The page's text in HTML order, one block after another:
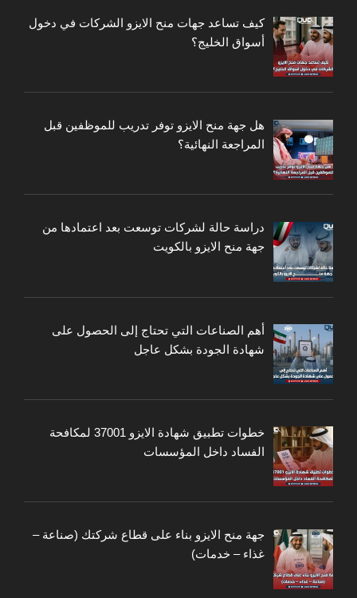
كيف تساعد جهات منح الايزو الشركات في دخول
أسواق الخليج؟
هل جهة منح الايزو توفر تدريب للموظفين قبل
المراجعة النهائية؟
دراسة حالة لشركات توسعت بعد اعتمادها من
جهة منح الايزو بالكويت
أهم الصناعات التي تحتاج إلى الحصول على
شهادة الجودة بشكل عاجل
خطوات تطبيق شهادة الايزو 37001 لمكافحة
الفساد داخل المؤسسات
جهة منح الايزو بناء على قطاع شركتك (صناعة –
غذاء – خدمات)